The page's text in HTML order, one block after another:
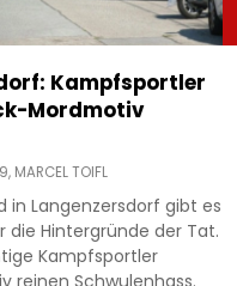
Kampfsportler
Mordmotiv
MARCEL TOIFL
in Langenzersdorf gibt es
die Hintergründe der Tat.
Kampfsportler
reinen Schwulenhass.